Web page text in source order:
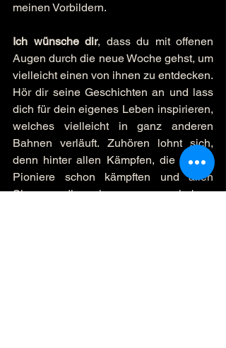
meinen Vorbildern.
Ich wünsche dir, dass du mit offenen
Augen durch die neue Woche gehst, um
vielleicht einen von ihnen zu entdecken.
Hör dir seine Geschichten an und lass
dich für dein eigenes Leben inspirieren,
welches vielleicht in ganz anderen
Bahnen verläuft. Zuhören lohnt sich,
denn hinter allen Kämpfen, die solche
Pioniere schon kämpften und allen
Siegen, die sie errungen haben,